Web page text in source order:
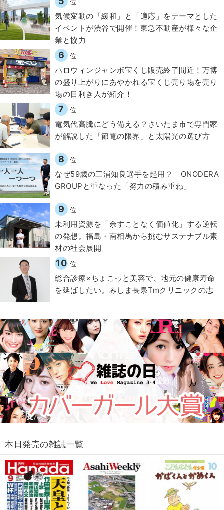
位
気候変動の「緩和」と「適応」をテーマとした
イベントが渋谷で開催！東急不動産が様々な企
業と協力
6 位
ハロウィンジャンボ宝くじ販売終了間近！万博
の盛り上がりにあやかれる宝くじ売り場を売り
場の目利き人が紹介！
7 位
電気代高騰にどう備える？さいたま市で専門家
が解説した「節電の限界」と太陽光の選び方
8 位
なぜ59歳の三浦知良選手を起用？ ONODERA
GROUPと重なった「努力の積み重ね」
9 位
​​未利用資源を「余すことなく価値化」する逆転
の発想。福島・南相馬から挑むサステナブル素
材の社会展開​
10 位
総合診療×ちょこっと美容で、地元の健康寿命
を延ばしたい。みしま長泉Tmクリニックの志
本日発売の雑誌一覧